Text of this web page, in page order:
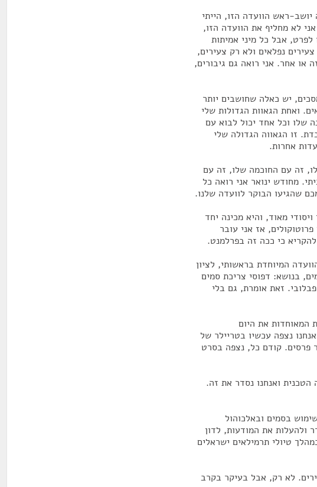
ראש הוועדה הזו, הייתי
לא מחליף את הוועדה הזו,
אבל כל מיני אמיתות
נפלאים ולא רק צעירים,
או אחר. אני רואה גם גיבורים,
יש כאלה שחושבים יותר
ואחת הגאוות הגדולות שלי
שלו וכל אחד יכול לבוא עם
זו הגאווה הגדולה שלי
אחרות.
זה עם החוכמה שלו, זה עם
מחודש ינואר אני רואה כל
שהגיעו הבוקר לוועדה שלנו.
מאוד, והיא מכינה יחד
אז אני עובר
כי ככה זה בפרלמנט.
המיוחדת בראשותי, לציון
בנושא: דפוסי צריכת סמים
זאת אומרת, גם בלי
ציינו האומות המאוחדות את היום
נצפה עכשיו בטריילר של
פרסים. קודם כל, נצפה בסרט
ואנחנו נסדר את זה.
בסמים ובאלכוהול
ולהעלות את המודעות, לדון
טיולי תרמילאים ישראלים
לא רק, אבל בעיקר בקרב